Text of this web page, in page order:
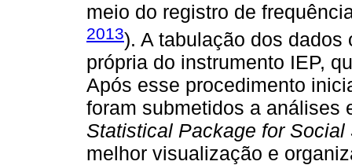
meio do registro de
2013). A tabulação dos
própria do instrumento IEP,
Após esse procedimento
foram submetidos a análises
Statistical Package for Social
melhor visualização e